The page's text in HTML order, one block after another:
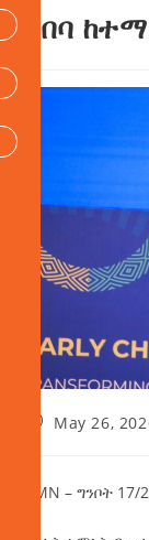
አበባ
May 26,
AMN – ግንቦት